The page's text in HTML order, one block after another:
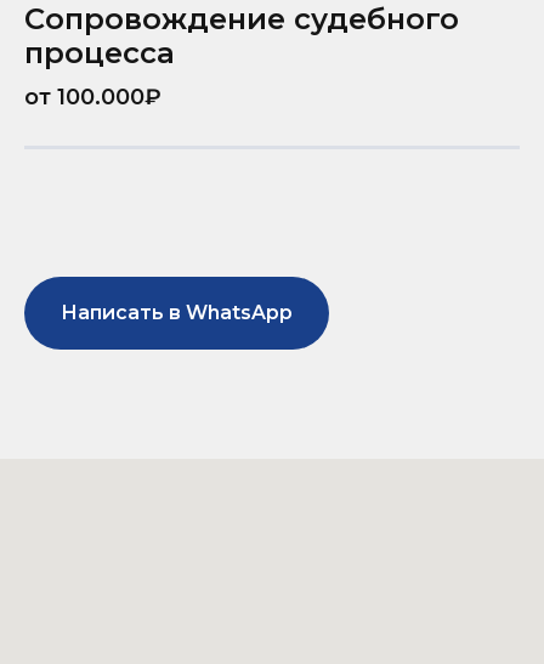
Сопровождение судебного
процесса
от 100.000₽
Написать в WhatsApp